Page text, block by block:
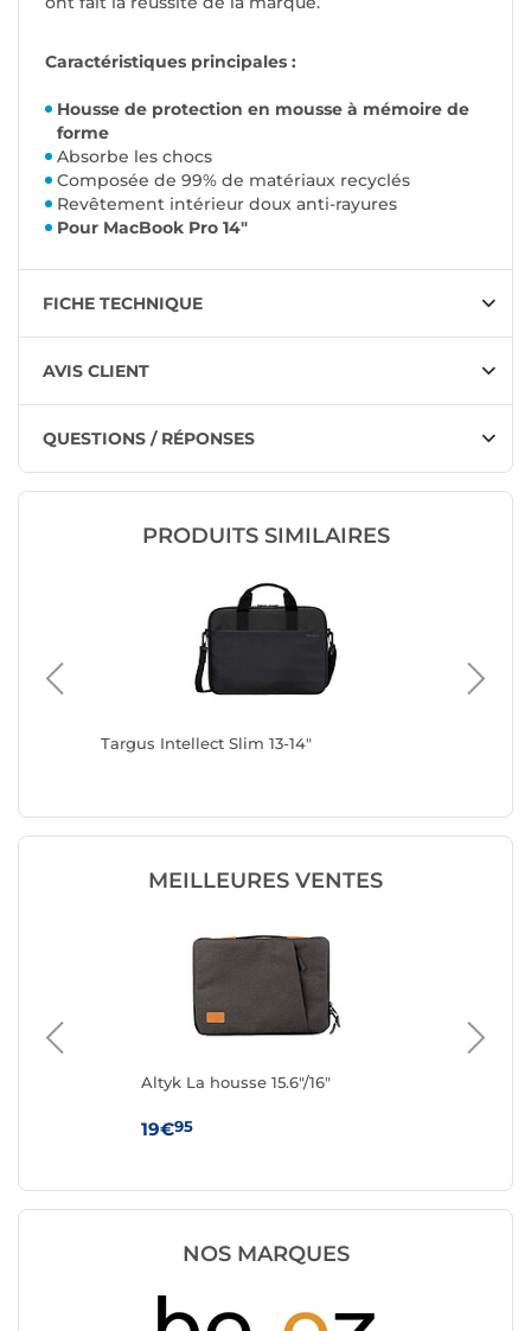
Caractéristiques principales :
Housse de protection en mousse à mémoire de
forme
Absorbe les chocs
Composée de 99% de matériaux recyclés
Revêtement intérieur doux anti-rayures
Pour MacBook Pro 14"
FICHE TECHNIQUE
AVIS CLIENT
QUESTIONS / RÉPONSES
PRODUITS SIMILAIRES
Targus Intellect Slim 13-14"
MEILLEURES VENTES
Altyk La housse 15.6"/16"
19€95
NOS MARQUES